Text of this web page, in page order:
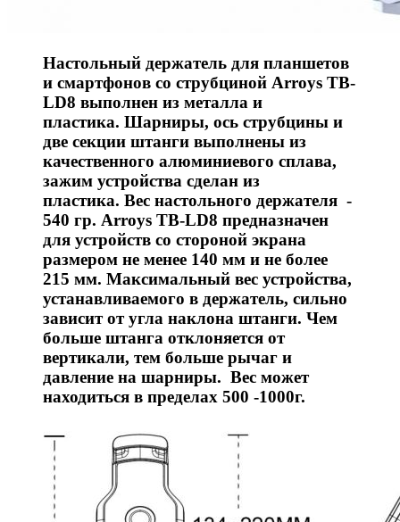
Настольный держатель для планшетов
и смартфонов со струбциной Arroys TB-
LD8 выполнен из металла и
пластика. Шарниры, ось струбцины и
две секции штанги выполнены из
качественного алюминиевого сплава,
зажим устройства сделан из
пластика. Вес настольного держателя -
540 гр. Arroys TB-LD8 предназначен
для устройств со стороной экрана
размером не менее 140 мм и не более
215 мм. Максимальный вес устройства,
устанавливаемого в держатель, сильно
зависит от угла наклона штанги. Чем
больше штанга отклоняется от
вертикали, тем больше рычаг и
давление на шарниры. Вес может
находиться в пределах 500 -1000г.